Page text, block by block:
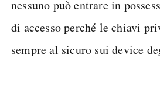
nessuno può entrare in
di accesso perché le chiavi
sempre al sicuro sui device